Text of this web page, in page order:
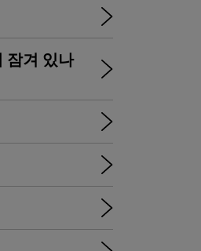
잠겨 있나